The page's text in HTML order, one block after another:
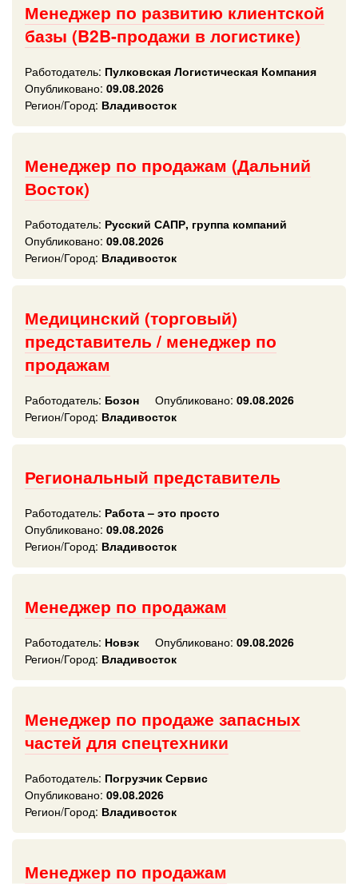
Менеджер по развитию клиентской
базы (B2B-продажи в логистике)
Работодатель: Пулковская Логистическая Компания
Опубликовано: 09.08.2026
Регион/Город: Владивосток
Менеджер по продажам (Дальний
Восток)
Работодатель: Русский САПР, группа компаний
Опубликовано: 09.08.2026
Регион/Город: Владивосток
Медицинский (торговый)
представитель / менеджер по
продажам
Работодатель: Бозон Опубликовано: 09.08.2026
Регион/Город: Владивосток
Региональный представитель
Работодатель: Работа – это просто
Опубликовано: 09.08.2026
Регион/Город: Владивосток
Менеджер по продажам
Работодатель: Новэк Опубликовано: 09.08.2026
Регион/Город: Владивосток
Менеджер по продаже запасных
частей для спецтехники
Работодатель: Погрузчик Сервис
Опубликовано: 09.08.2026
Регион/Город: Владивосток
Менеджер по продажам